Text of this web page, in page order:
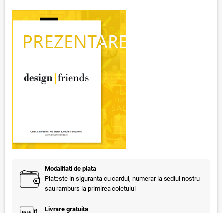
Modalitati de plata
Plateste in siguranta cu cardul, numerar la sediul nostru
sau ramburs la primirea coletului
Livrare gratuita